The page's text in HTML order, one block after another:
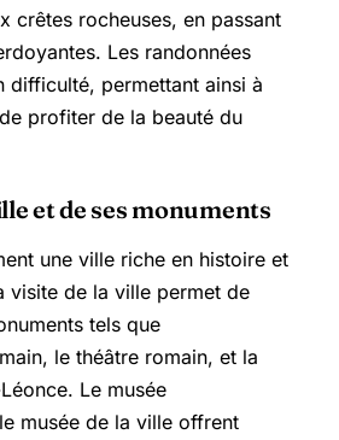
crêtes rocheuses, en passant
Les randonnées
difficulté, permettant ainsi à
profiter de la beauté du
et de ses monuments
une ville riche en histoire et
visite de la ville permet de
tels que
le théâtre romain, et la
Le musée
musée de la ville offrent